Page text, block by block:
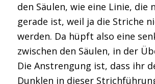
den Säulen, wie eine Linie, die
gerade ist, weil ja die Striche
werden. Da hüpft also eine
zwischen den Säulen, in der
Die Anstrengung ist, dass ihr
Dunklen in dieser